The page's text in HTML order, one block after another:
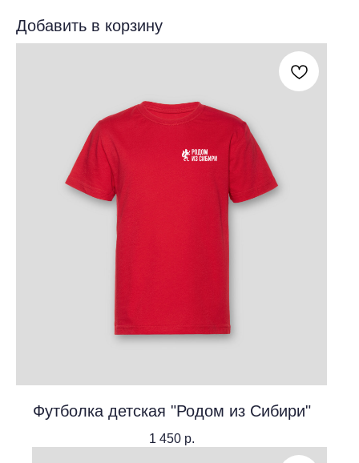
Добавить в корзину
Футболка детская "Родом из Сибири"
1 450 р.